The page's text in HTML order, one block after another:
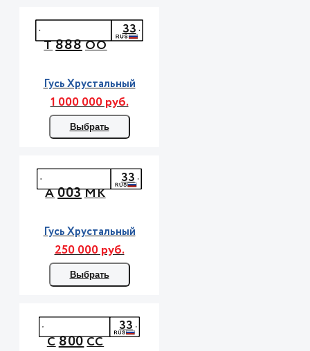
Т888ОО
33
Гусь Хрустальный
1 000 000 руб.
Выбрать
А003МК
33
Гусь Хрустальный
250 000 руб.
Выбрать
С800СС
33